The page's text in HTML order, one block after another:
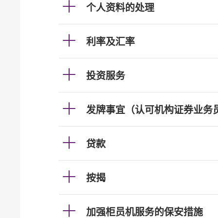
个人资料的处理
利率及汇率
投资服务
发牌事宜（认可机构证券业务
贷款
按揭
加强柜员机服务的保安措施